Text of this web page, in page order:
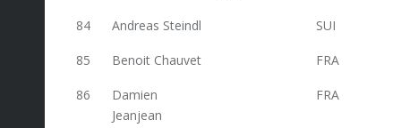
84 Andreas Steindl SUI
85 Benoit Chauvet FRA
86
Damien
Jeanjean
FRA